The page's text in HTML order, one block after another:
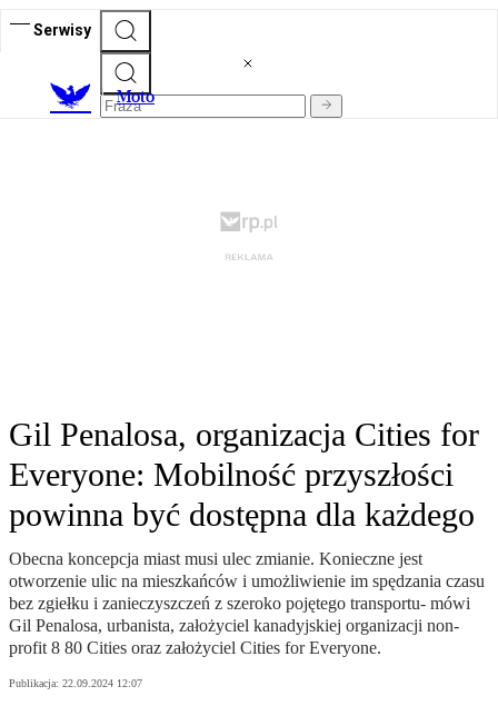
Serwisy
Moto
Gil Penalosa, organizacja Cities for
Everyone: Mobilność przyszłości
powinna być dostępna dla każdego
Obecna koncepcja miast musi ulec zmianie. Konieczne jest
otworzenie ulic na mieszkańców i umożliwienie im spędzania czasu
bez zgiełku i zanieczyszczeń z szeroko pojętego transportu- mówi
Gil Penalosa, urbanista, założyciel kanadyjskiej organizacji non-
profit 8 80 Cities oraz założyciel Cities for Everyone.
Publikacja: 22.09.2024 12:07